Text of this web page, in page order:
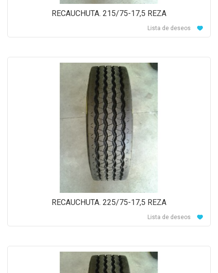
RECAUCHUTA. 215/75-17,5 REZA
Lista de deseos
RECAUCHUTA. 225/75-17,5 REZA
Lista de deseos